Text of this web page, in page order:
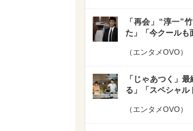
「再会」“淳一”
た」「今クールも
（エンタメOVO）
「じゃあつく」
る」「スペシャル
（エンタメOVO）